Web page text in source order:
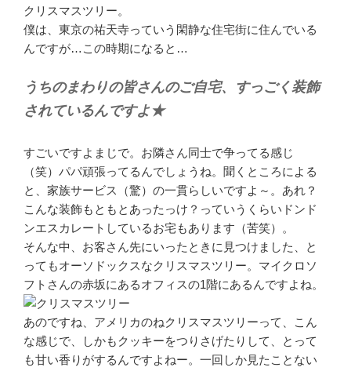
クリスマスツリー。
僕は、東京の祐天寺っていう閑静な住宅街に住んでいる
んですが…この時期になると…
うちのまわりの皆さんのご自宅、すっごく装飾
されているんですよ★
すごいですよまじで。お隣さん同士で争ってる感じ
（笑）パパ頑張ってるんでしょうね。聞くところによる
と、家族サービス（驚）の一貫らしいですよ～。あれ？
こんな装飾もともとあったっけ？っていうくらいドンド
ンエスカレートしているお宅もあります（苦笑）。
そんな中、お客さん先にいったときに見つけました、と
ってもオーソドックスなクリスマスツリー。マイクロソ
フトさんの赤坂にあるオフィスの1階にあるんですよね。
あのですね、アメリカのねクリスマスツリーって、こん
な感じで、しかもクッキーをつりさげたりして、とって
も甘い香りがするんですよねー。一回しか見たことない